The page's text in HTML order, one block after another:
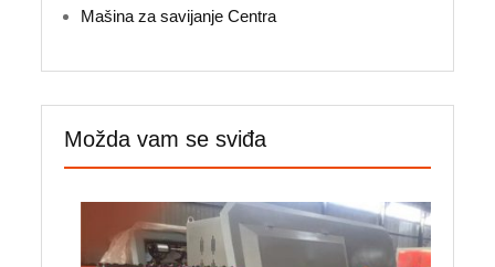
Mašina za savijanje Centra
Možda vam se sviđa